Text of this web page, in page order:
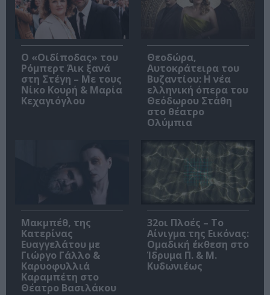
O «Οιδίποδας» του
Ρόμπερτ Άικ ξανά
στη Στέγη – Με τους
Νίκο Κουρή & Μαρία
Κεχαγιόγλου
Θεοδώρα,
Αυτοκράτειρα του
Βυζαντίου: Η νέα
ελληνική όπερα του
Θεόδωρου Στάθη
στο θέατρο
Ολύμπια
Μακμπέθ, της
Κατερίνας
Ευαγγελάτου με
Γιώργο Γάλλο &
Καρυοφυλλιά
Καραμπέτη στο
Θέατρο Βασιλάκου
32οι Πλοές – Το
Αίνιγμα της Εικόνας:
Ομαδική έκθεση στο
Ίδρυμα Π. & Μ.
Κυδωνιέως